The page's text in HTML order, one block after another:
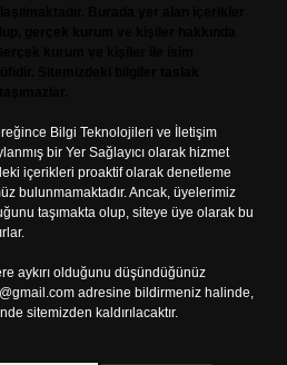
Bilgi Teknolojileri ve İletişim
bir Yer Sağlayıcı olarak hizmet
içerikleri proaktif olarak denetleme
bulunmamaktadır. Ancak, üyelerimiz
taşımakta olup, siteye üye olarak bu
aykırı olduğunu düşündüğünüz
adresine bildirmeniz halinde,
sitemizden kaldırılacaktır.